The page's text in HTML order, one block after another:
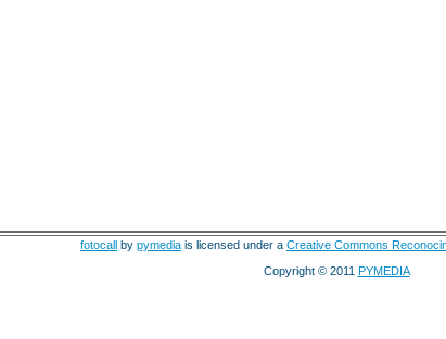
fotocall by pymedia is licensed under a Creative Commons
Copyright © 2011 PYMEDIA